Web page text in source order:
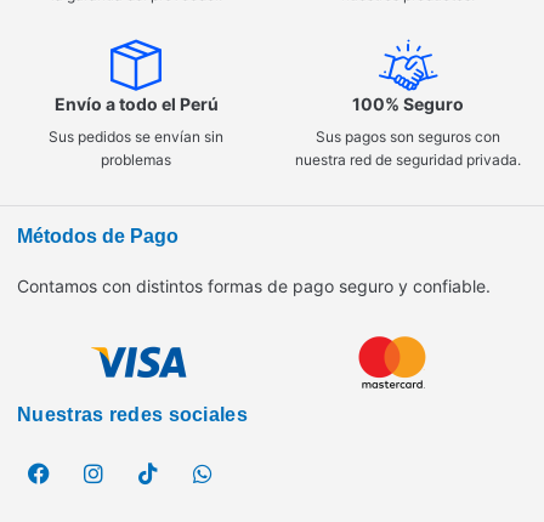
Envío a todo el Perú
Sus pedidos se envían sin
problemas
100% Seguro
Sus pagos son seguros con
nuestra red de seguridad privada.
Métodos de Pago
Contamos con distintos formas de pago seguro y confiable.
Nuestras redes sociales